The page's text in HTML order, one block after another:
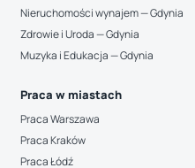
Nieruchomości wynajem — Gdynia
Zdrowie i Uroda — Gdynia
Muzyka i Edukacja — Gdynia
Praca w miastach
Praca Warszawa
Praca Kraków
Praca Łódź